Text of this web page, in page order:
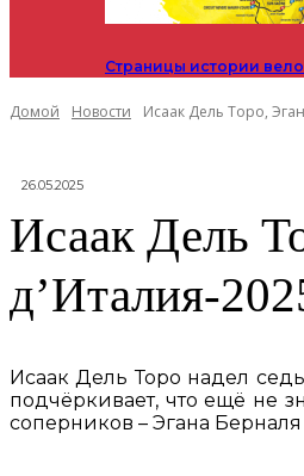
Страницы истории
Домой Новости Исаак Дель Торо,
26.05.2025
Исаак Дель
д’Италия-
Исаак Дель Торо надел
подчёркивает, что ещё не
соперников – Эгана